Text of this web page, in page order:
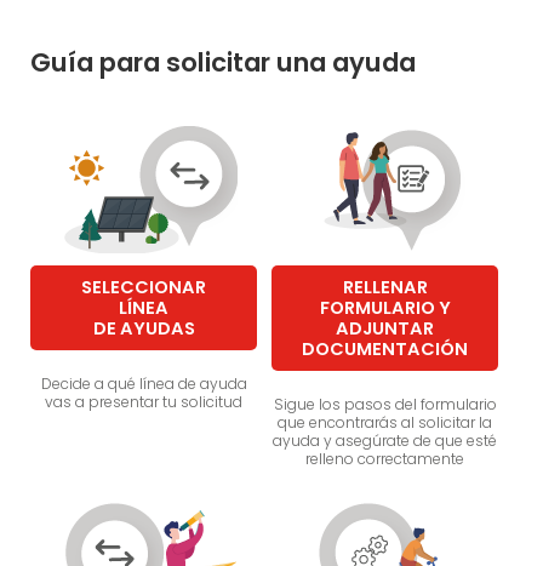
Guía para solicitar una ayuda
SELECCIONAR
LÍNEA
DE AYUDAS
Decide a qué línea de ayuda
vas a presentar tu solicitud
RELLENAR
FORMULARIO Y
ADJUNTAR
DOCUMENTACIÓN
Sigue los pasos del formulario
que encontrarás al solicitar la
ayuda y asegúrate de que esté
relleno correctamente